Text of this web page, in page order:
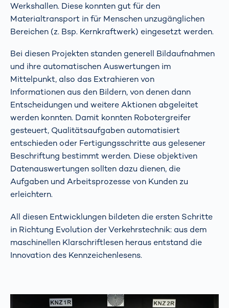
Werkshallen. Diese konnten gut für den
Materialtransport in für Menschen unzugänglichen
Bereichen (z. Bsp. Kernkraftwerk) eingesetzt werden.
Bei diesen Projekten standen generell Bildaufnahmen
und ihre automatischen Auswertungen im
Mittelpunkt, also das Extrahieren von
Informationen aus den Bildern, von denen dann
Entscheidungen und weitere Aktionen abgeleitet
werden konnten. Damit konnten Robotergreifer
gesteuert, Qualitätsaufgaben automatisiert
entschieden oder Fertigungsschritte aus gelesener
Beschriftung bestimmt werden. Diese objektiven
Datenauswertungen sollten dazu dienen, die
Aufgaben und Arbeitsprozesse von Kunden zu
erleichtern.
All diesen Entwicklungen bildeten die ersten Schritte
in Richtung Evolution der Verkehrstechnik: aus dem
maschinellen Klarschriftlesen heraus entstand die
Innovation des Kennzeichenlesens.